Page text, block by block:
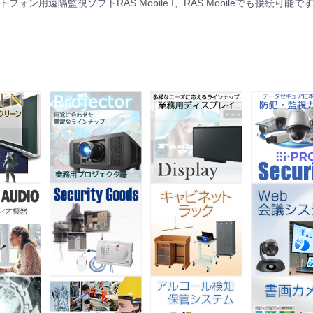
フォン用遠隔監視ソフトRAS Mobile I、RAS Mobileでも接続可能で